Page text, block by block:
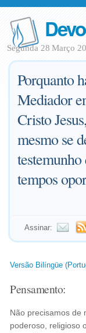
Segunda 28 Março
Porquanto
Mediador
Cristo
mesmo se
tempos
Assinar:
Versão Bilíngüe
Pensamento:
Não precisamos de
poderoso, religioso